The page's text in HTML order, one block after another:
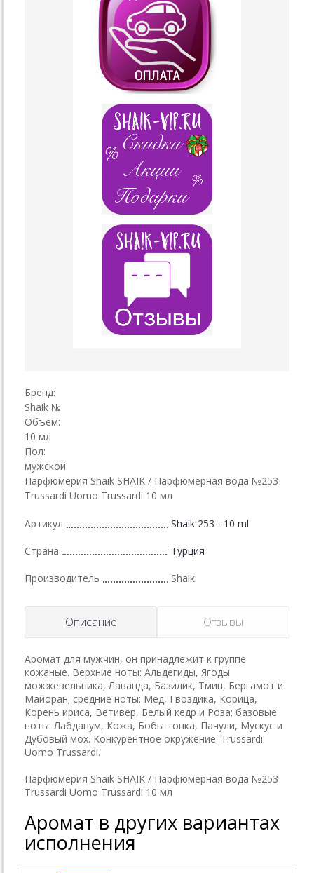
Бренд:
Shaik №
Объем:
10 мл
Пол:
мужской
Парфюмерия Shaik SHAIK / Парфюмерная вода №253
Trussardi Uomo Trussardi 10 мл
Артикул Shaik 253 - 10 ml
Страна Турция
Производитель Shaik
Описание Отзывы
Аромат для мужчин, он принадлежит к группе
кожаные. Верхние ноты: Альдегиды, Ягоды
можжевельника, Лаванда, Базилик, Тмин, Бергамот и
Майоран; средние ноты: Мед, Гвоздика, Корица,
Корень ириса, Ветивер, Белый кедр и Роза; базовые
ноты: Лабданум, Кожа, Бобы тонка, Пачули, Мускус и
Дубовый мох. Конкурентное окружение: Trussardi
Uomo Trussardi.
Парфюмерия Shaik SHAIK / Парфюмерная вода №253
Trussardi Uomo Trussardi 10 мл
Аромат в других вариантах
исполнения